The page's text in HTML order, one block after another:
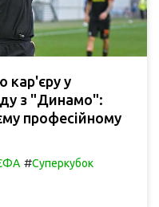
кар'єру у
з "Динамо":
професійному
#Суперкубок